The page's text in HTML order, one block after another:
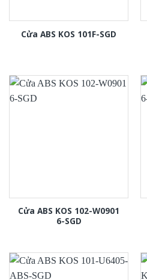
Cửa ABS KOS 101F-SGD
Cửa ABS KOS 102-W0901
6-SGD